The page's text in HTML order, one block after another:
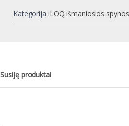
Kategorija iLOQ išmaniosios spynos
Susiję produktai